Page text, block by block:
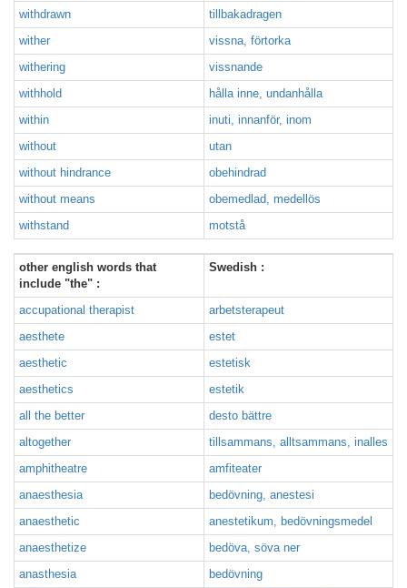
withdrawn
tillbakadragen
wither
vissna, förtorka
withering
vissnande
withhold
hålla inne, undanhålla
within
inuti, innanför, inom
without
utan
without hindrance
obehindrad
without means
obemedlad, medellös
withstand
motstå
other english words that
include "the" :
Swedish :
accupational therapist
arbetsterapeut
aesthete
estet
aesthetic
estetisk
aesthetics
estetik
all the better
desto bättre
altogether
tillsammans, alltsammans, inalles
amphitheatre
amfiteater
anaesthesia
bedövning, anestesi
anaesthetic
anestetikum, bedövningsmedel
anaesthetize
bedöva, söva ner
anasthesia
bedövning